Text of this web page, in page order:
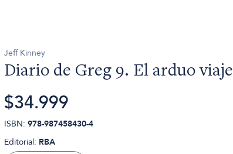
Jeff Kinney
Diario de Greg 9. El arduo viaje
$34.999
ISBN: 978-987458430-4
Editorial: RBA